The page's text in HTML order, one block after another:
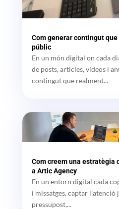
Com generar contingut
públic
En un món digital on cada
de posts, articles, vídeos i
contingut que realment...
Com creem una estratègia
a Artic Agency
En un entorn digital cada
i missatges, captar l’atenció
pressupost,...